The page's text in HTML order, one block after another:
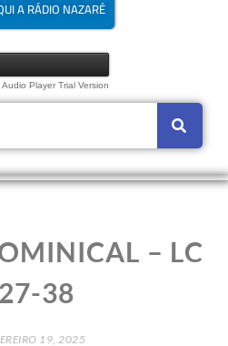
A RÁDIO NAZARÉ
Audio Player Trial Version
– LC
38
19, 2025